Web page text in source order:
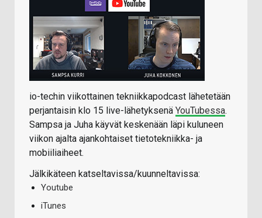
io-techin viikottainen tekniikkapodcast lähetetään
perjantaisin klo 15 live-lähetyksenä YouTubessa.
Sampsa ja Juha käyvät keskenään läpi kuluneen
viikon ajalta ajankohtaiset tietotekniikka- ja
mobiiliaiheet.
Jälkikäteen katseltavissa/kuunneltavissa:
Youtube
iTunes